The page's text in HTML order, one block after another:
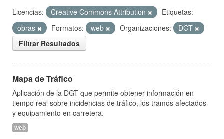
Licencias: Creative Commons Attribution
Etiquetas:
obras
Formatos: web Organizaciones:
DGT
Filtrar Resultados
Mapa de Tráfico
Aplicación de la DGT que permite obtener información en
tiempo real sobre incidencias de tráfico, los tramos afectados
y equipamiento en carretera.
web